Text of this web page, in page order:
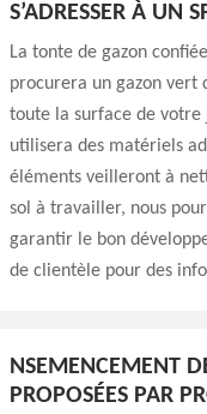
S’ADRESSER À UN
La tonte de gazon
procurera un gazon vert
toute la surface de votre
utilisera des matériels
éléments veilleront à
sol à travailler, nous
garantir le bon
de clientèle pour des
NSEMENCEMENT
PROPOSÉES PAR